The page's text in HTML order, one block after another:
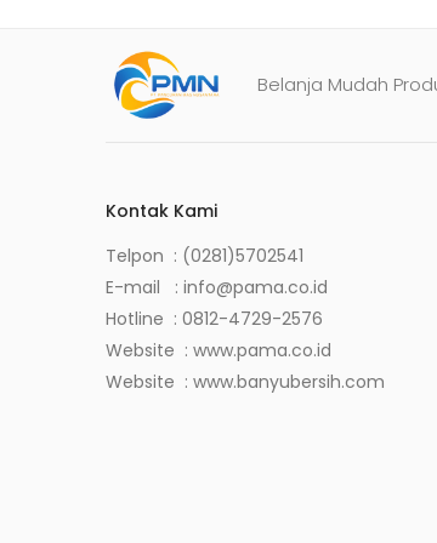
Belanja Mudah
Kontak Kami
Telpon : (0281)5702541
E-mail : info@pama.co.id
Hotline : 0812-4729-2576
Website : www.pama.co.id
Website : www.banyubersih.com